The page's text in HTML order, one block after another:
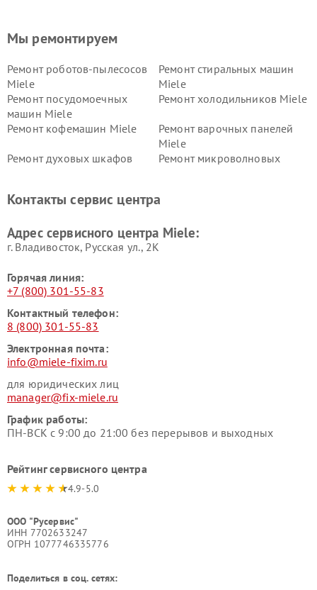
Мы ремонтируем
Ремонт роботов-пылесосов
Miele
Ремонт стиральных машин
Miele
Ремонт посудомоечных
машин Miele
Ремонт холодильников Miele
Ремонт кофемашин Miele
Ремонт варочных панелей
Miele
Ремонт духовых шкафов
Ремонт микроволновых
Miele
Miele
пылесосов Miele
Контакты сервис центра
Адрес сервисного центра Miele:
г. Владивосток, Русская ул., 2К
Горячая линия:
+7 (800) 301-55-83
Контактный телефон:
8 (800) 301-55-83
Электронная почта:
info@miele-fixim.ru
для юридических лиц
manager@fix-miele.ru
График работы:
ПН-ВСК с 9:00 до 21:00 без перерывов и выходных
Рейтинг сервисного центра
4.9-5.0
ООО "Русервис"
ИНН 7702633247
ОГРН 1077746335776
Поделиться в соц. сетях: